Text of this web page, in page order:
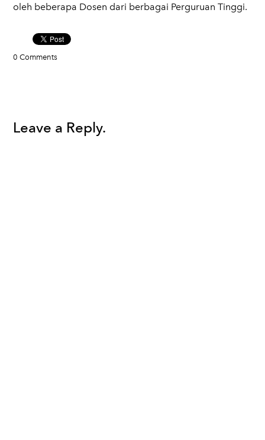
oleh beberapa Dosen dari berbagai Perguruan Tinggi.
0 Comments
Leave a Reply.